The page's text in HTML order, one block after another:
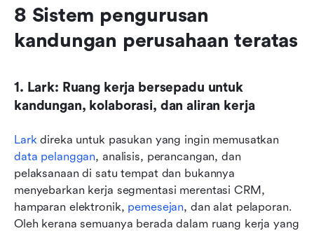
8 Sistem pengurusan
kandungan perusahaan teratas
1. Lark: Ruang kerja bersepadu untuk
kandungan, kolaborasi, dan aliran kerja
Lark
data pelanggan, analisis, perancangan, dan
pelaksanaan di satu tempat dan bukannya
menyebarkan kerja segmentasi merentasi CRM,
hamparan elektronik, pemesejan, dan alat pelaporan.
Oleh kerana semuanya berada dalam ruang kerja yang